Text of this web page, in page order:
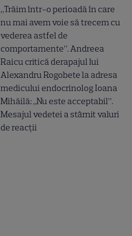
„Trăim într-o perioadă în care
nu mai avem voie să trecem cu
vederea astfel de
comportamente”. Andreea
Raicu critică derapajul lui
Alexandru Rogobete la adresa
medicului endocrinolog Ioana
Mihăilă: „Nu este acceptabil”.
Mesajul vedetei a stârnit valuri
de reacții